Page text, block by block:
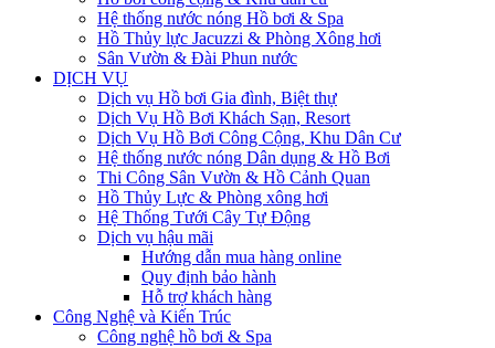
Hệ thống nước nóng Hồ bơi & Spa
Hồ Thủy lực Jacuzzi & Phòng Xông hơi
Sân Vườn & Đài Phun nước
DỊCH VỤ
Dịch vụ Hồ bơi Gia đình, Biệt thự
Dịch Vụ Hồ Bơi Khách Sạn, Resort
Dịch Vụ Hồ Bơi Công Cộng, Khu Dân Cư
Hệ thống nước nóng Dân dụng & Hồ Bơi
Thi Công Sân Vườn & Hồ Cảnh Quan
Hồ Thủy Lực & Phòng xông hơi
Hệ Thống Tưới Cây Tự Động
Dịch vụ hậu mãi
Hướng dẫn mua hàng online
Quy định bảo hành
Hỗ trợ khách hàng
Công Nghệ và Kiến Trúc
Công nghệ hồ bơi & Spa